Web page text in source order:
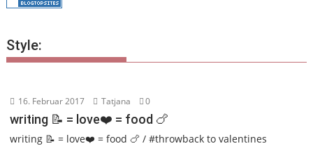
Style:
16. Februar 2017 Tatjana 0
writing 📝 = love❤️ = food 🍗
writing 📝 = love❤️ = food 🍗 / #throwback to valentines